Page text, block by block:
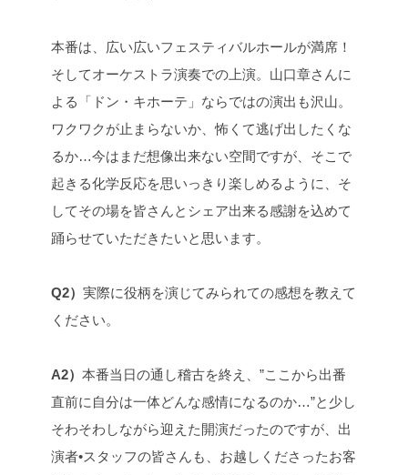
本番は、広い広いフェスティバルホールが満席！
そしてオーケストラ演奏での上演。山口章さんに
よる「ドン・キホーテ」ならではの演出も沢山。
ワクワクが止まらないか、怖くて逃げ出したくな
るか…今はまだ想像出来ない空間ですが、そこで
起きる化学反応を思いっきり楽しめるように、そ
してその場を皆さんとシェア出来る感謝を込めて
踊らせていただきたいと思います。
Q2） 実際に役柄を演じてみられての感想を教えて
ください。
A2） 本番当日の通し稽古を終え、”ここから出番
直前に自分は一体どんな感情になるのか…”と少し
そわそわしながら迎えた開演だったのですが、出
演者•スタッフの皆さんも、お越しくださったお客